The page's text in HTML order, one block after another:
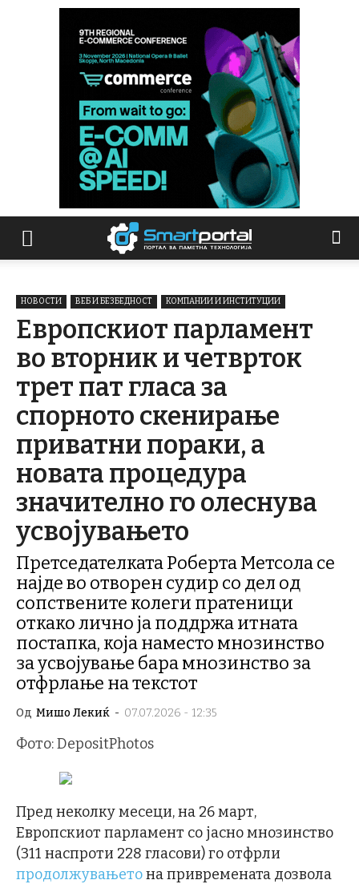
НОВОСТИ ВЕБ И БЕЗБЕДНОСТ КОМПАНИИ И ИНСТИТУЦИИ
Европскиот парламент
во вторник и четврток
трет пат гласа за
спорното скенирање
приватни пораки, а
новата процедура
значително го олеснува
усвојувањето
Претседателката Роберта Метсола се
најде во отворен судир со дел од
сопствените колеги пратеници
откако лично ја поддржа итната
постапка, која наместо мнозинство
за усвојување бара мнозинство за
отфрлање на текстот
Од Мишо Лекиќ - 07.07.2026 - 12:35
Фото: DepositPhotos
Пред неколку месеци, на 26 март,
Европскиот парламент со јасно мнозинство
(311 наспроти 228 гласови) го отфрли
продолжувањетона привремената дозвола